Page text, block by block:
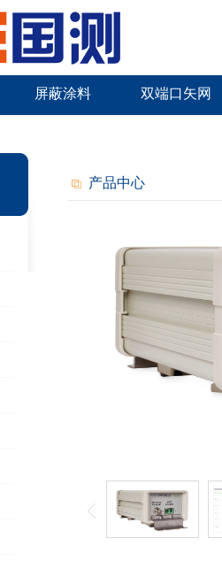
屏蔽涂料 双端口矢网
产品中心